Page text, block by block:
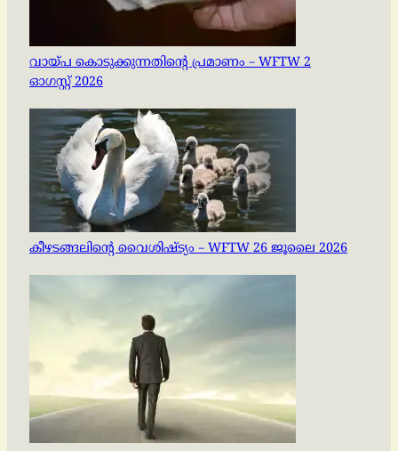
വായ്പ കൊടുക്കുന്നതിന്റെ പ്രമാണം – WFTW 2
ഓഗസ്റ്റ് 2026
കീഴടങ്ങലിന്റെ വൈശിഷ്ട്യം – WFTW 26 ജൂലൈ 2026